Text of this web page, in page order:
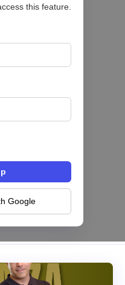
this feature.
Google
app en México